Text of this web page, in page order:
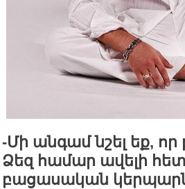
-Մի անգամ նշել եք, որ
Ձեզ համար ավելի
բացասական